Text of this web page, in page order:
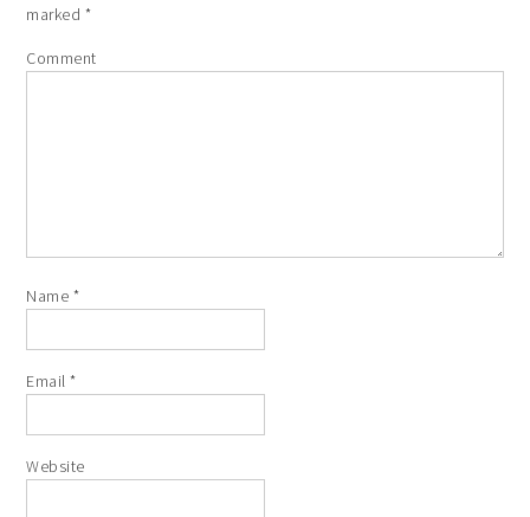
marked *
Comment
Name *
Email*
Website